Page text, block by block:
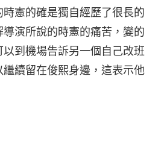
憲的確是獨自經歷了很長的
演所說的時憲的痛苦，變的
到機場告訴另一個自己改班
續留在俊熙身邊，這表示他